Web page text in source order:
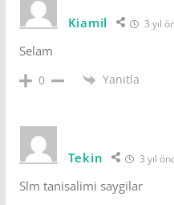
Kiamil 3 yıl
Selam
0 Yanıtla
Tekin 3 yıl
Slm tanisalimi saygilar